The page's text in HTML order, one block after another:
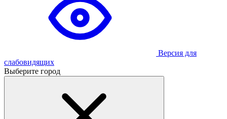
Версия для
слабовидящих
Выберите город